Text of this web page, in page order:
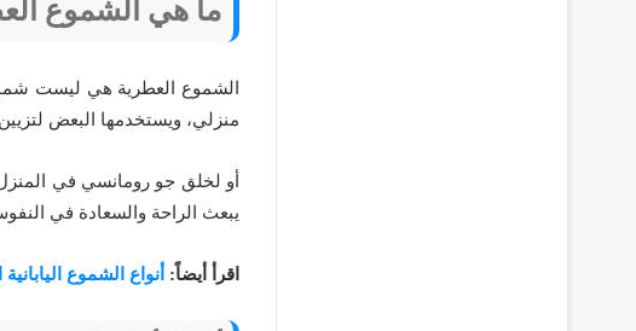
ما هي الشموع
الشموع العطرية هي ليست
منزلي، ويستخدمها البعض
أو لخلق جو رومانسي في
يبعث الراحة والسعادة في
اقرأ أيضاً: أنواع الشموع